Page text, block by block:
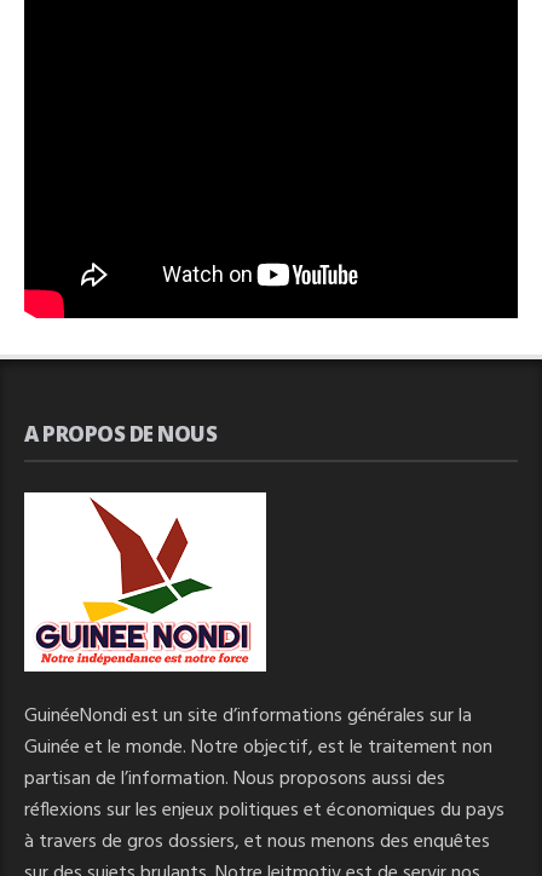
A PROPOS DE NOUS
GuinéeNondi est un site d’informations générales sur la
Guinée et le monde. Notre objectif, est le traitement non
partisan de l’information. Nous proposons aussi des
réflexions sur les enjeux politiques et économiques du pays
à travers de gros dossiers, et nous menons des enquêtes